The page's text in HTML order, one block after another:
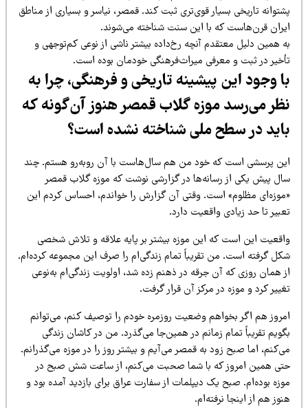
تاریخی بسیار قوی‌تری ثبت کند. قمصر، نیاسر و بسیاری از مناطق
قرن‌هاست که با این سنت شناخته می‌شوند.
همین دلیل معتقدم آنچه رخ‌داده بیشتر ناشی از نوعی کم‌توجهی و
در ثبت و معرفی میراث‌فرهنگی خودمان بوده است.
وجود این پیشینه تاریخی و فرهنگی، چرا به
می‌رسد موزه گلاب قمصر هنوز آن‌گونه که
در سطح ملی شناخته نشده است؟
پرسشی است که خود من هم سال‌هاست با آن روبه‌رو هستم. چند
پیش یکی از رسانه‌ها در گزارشی نوشت که موزه گلاب قمصر
مظلوم» است. وقتی آن گزارش را خواندم، احساس کردم این
تا حد زیادی واقعیت دارد.
این است که این موزه بیشتر بر پایه علاقه و تلاش شخصی
گرفته است. من تقریباً تمام زندگی‌ام را صرف این مجموعه کرده‌ام.
همان روزی که آن جرقه در ذهنم زده شد، اولویت زندگی‌ام به‌نوعی
کرد و موزه در مرکز آن قرار گرفت.
هم اگر بخواهم وضعیت روزمره خودم را توصیف کنم، می‌توانم
تقریباً تمام زمانم در همین‌جا می‌گذرد. من در کاشان زندگی
اما صبح زود به قمصر می‌آیم و بیشتر روز را در موزه می‌گذرانم.
همین امروز که با شما صحبت می‌کنم، از ساعت شش صبح در
بوده‌ام. صبح یک دیپلمات از سفارت عراق برای بازدید آمده بود و
هم از اینجا نرفته‌ام.